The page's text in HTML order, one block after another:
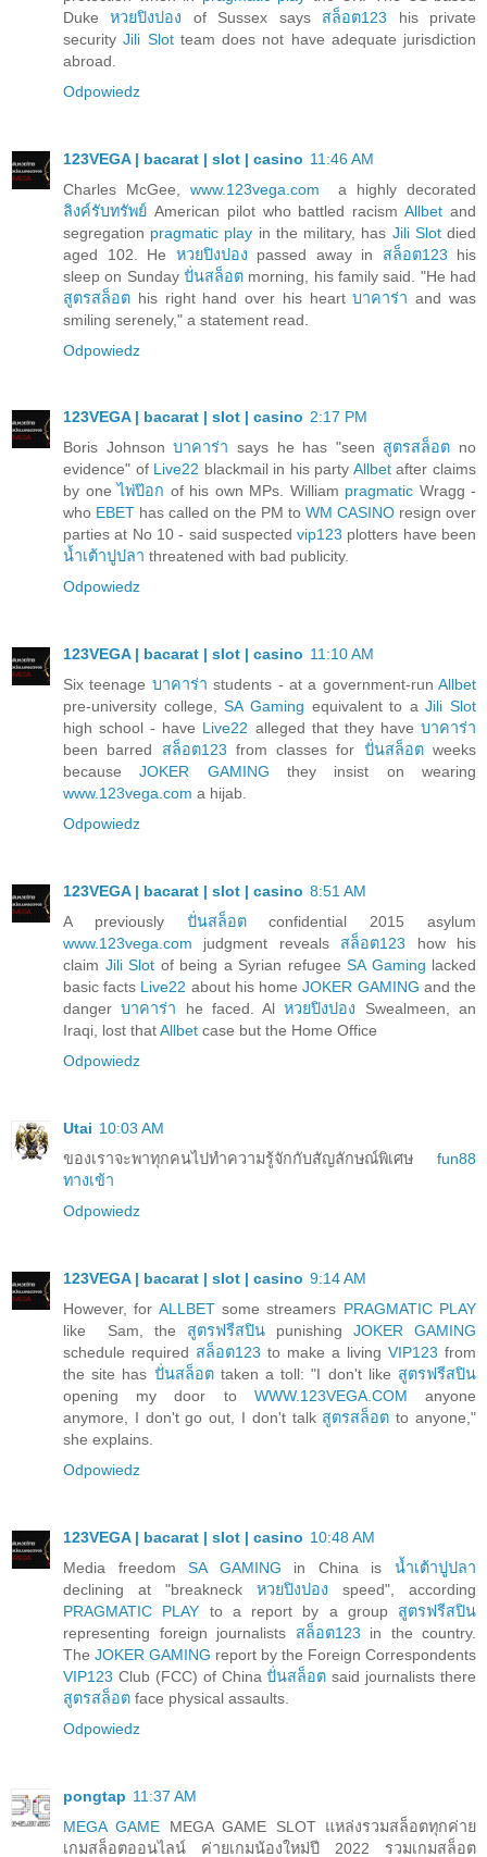
Dukeหวยปิงปอง of Sussex says สล็อต123 his private
securityJili Slotteam does not have adequate jurisdiction
abroad.
Odpowiedz
123VEGA | bacarat | slot | casino 11:46 AM
Charles McGee, www.123vega.com a highly decorated
ลิงค์รับทรัพย์ American pilot who battled racismAllbet and
segregation pragmatic play in the military, has Jili Slotdied
aged 102. He หวยปิงปอง passed away in สล็อต123 his
sleep on Sunday ปั่นสล็อต morning, his family said. "He had
สูตรสล็อต his right hand over his heartบาคาร่า and was
smiling serenely," a statement read.
Odpowiedz
123VEGA | bacarat | slot | casino 2:17 PM
Boris Johnsonบาคาร่า says he has "seen สูตรสล็อต no
evidence" of Live22 blackmail in his party Allbetafter claims
by oneไพ่ป๊อก of his own MPs. William pragmatic Wragg -
who EBET has called on the PM to WM CASINO resign over
parties at No 10 - said suspectedvip123 plotters have been
น้ำเต้าปูปลา threatened with bad publicity.
Odpowiedz
123VEGA | bacarat | slot | casino 11:10 AM
Six teenage บาคาร่า students - at a government-run Allbet
pre-university college,SA Gaming equivalent to aJili Slot
high school - have Live22 alleged that they haveบาคาร่า
been barred สล็อต123 from classes for ปั่นสล็อตweeks
becauseJOKER GAMING they insist on wearing
www.123vega.com a hijab.
Odpowiedz
123VEGA | bacarat | slot | casino 8:51 AM
A previously ปั่นสล็อตconfidential 2015 asylum
www.123vega.com judgment reveals สล็อต123 how his
claim Jili Slot of being a Syrian refugee SA Gaming lacked
basic facts Live22 about his homeJOKER GAMING and the
dangerบาคาร่า he faced. Alหวยปิงปอง Swealmeen, an
Iraqi, lost thatAllbet case but the Home Office
Odpowiedz
Utai 10:03 AM
ของเราจะพาทุกคนไปทำความรู้จักกับสัญลักษณ์พิเศษ fun88
ทางเข้า
Odpowiedz
123VEGA | bacarat | slot | casino 9:14 AM
However, for ALLBETsome streamers PRAGMATIC PLAY
like Sam, the สูตรฟรีสปิน punishing JOKER GAMING
schedule required สล็อต123 to make a living VIP123 from
the site has ปั่นสล็อตtaken a toll: "I don't like สูตรฟรีสปิน
opening my door to WWW.123VEGA.COM anyone
anymore, I don't go out, I don't talk สูตรสล็อต to anyone,"
she explains.
Odpowiedz
123VEGA | bacarat | slot | casino 10:48 AM
Media freedomSA GAMING in China isน้ำเต้าปูปลา
declining at "breakneck หวยปิงปอง speed", according
PRAGMATIC PLAY to a report by a group สูตรฟรีสปิน
representing foreign journalists สล็อต123 in the country.
The JOKER GAMING report by the Foreign Correspondents
VIP123 Club (FCC) of Chinaปั่นสล็อต said journalists there
สูตรสล็อต face physical assaults.
Odpowiedz
pongtap 11:37 AM
MEGA GAME MEGA GAME SLOT แหล่งรวมสล็อตทุกค่าย
เกมสล็อตออนไลน์ ค่ายเกมน้องใหม่ปี 2022 รวมเกมสล็อต